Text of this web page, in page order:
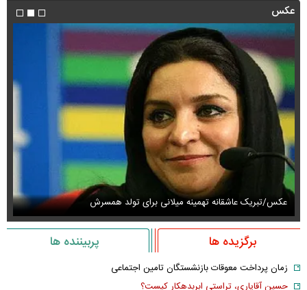
عکس
عکس/تبریک عاشقانه تهمینه میلانی برای تولد همسرش
برگزیده ها پربیننده ها
زمان پرداخت معوقات بازنشستگان تامین اجتماعی
حسین آقایاری، تراستی ابربدهکار کیست؟